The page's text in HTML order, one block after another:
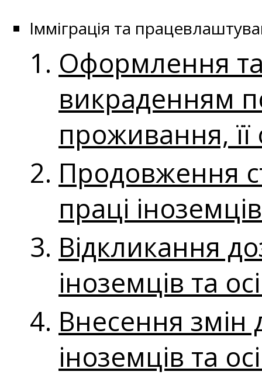
Імміграція та
Оформлення та
викраденням
проживання, її
Продовження
праці
Відкликання
іноземців та
Внесення змін
іноземців та